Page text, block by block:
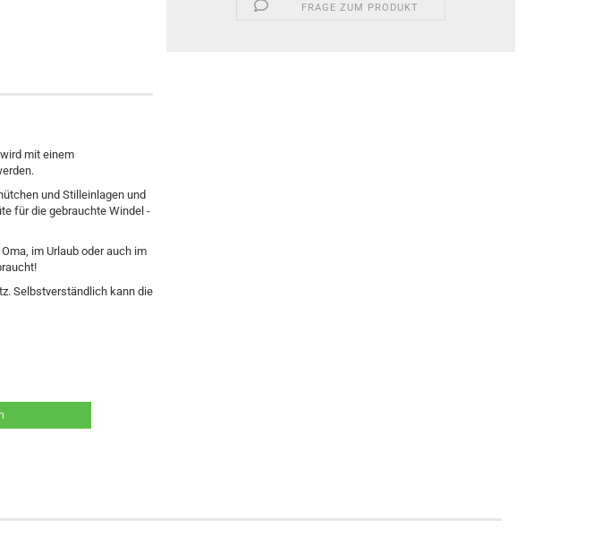
FRAGE ZUM PRODUKT
mit einem
und Stilleinlagen und
für die gebrauchte Windel -
im Urlaub oder auch im
Selbstverständlich kann die